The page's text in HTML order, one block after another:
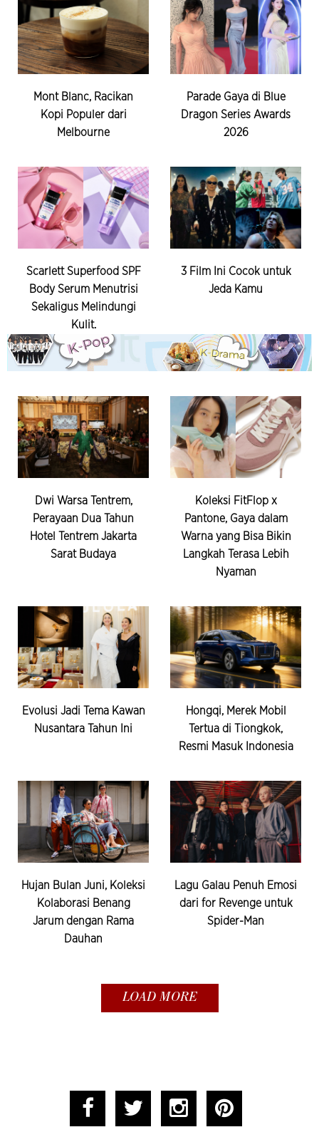
Mont Blanc, Racikan
Kopi Populer dari
Melbourne
Parade Gaya di Blue
Dragon Series Awards
2026
Scarlett Superfood SPF
Body Serum Menutrisi
Sekaligus Melindungi
Kulit.
3 Film Ini Cocok untuk
Jeda Kamu
Dwi Warsa Tentrem,
Perayaan Dua Tahun
Hotel Tentrem Jakarta
Sarat Budaya
Koleksi FitFlop x
Pantone, Gaya dalam
Warna yang Bisa Bikin
Langkah Terasa Lebih
Nyaman
Evolusi Jadi Tema Kawan
Nusantara Tahun Ini
Hongqi, Merek Mobil
Tertua di Tiongkok,
Resmi Masuk Indonesia
Hujan Bulan Juni, Koleksi
Kolaborasi Benang
Jarum dengan Rama
Dauhan
Lagu Galau Penuh Emosi
dari for Revenge untuk
Spider-Man
LOAD MORE